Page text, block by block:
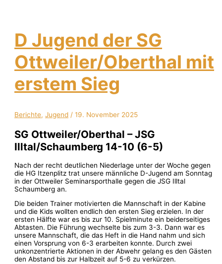
D Jugend der SG
Ottweiler/Oberthal mit
erstem Sieg
Berichte,Jugend /19. November 2025
SG Ottweiler/Oberthal – JSG
Illtal/Schaumberg 14-10 (6-5)
Nach der recht deutlichen Niederlage unter der Woche gegen
die HG Itzenplitz trat unsere männliche D-Jugend am Sonntag
in der Ottweiler Seminarsporthalle gegen die JSG Illtal
Schaumberg an.
Die beiden Trainer motivierten die Mannschaft in der Kabine
und die Kids wollten endlich den ersten Sieg erzielen. In der
ersten Hälfte war es bis zur 10. Spielminute ein beiderseitiges
Abtasten. Die Führung wechselte bis zum 3-3. Dann war es
unsere Mannschaft, die das Heft in die Hand nahm und sich
einen Vorsprung von 6-3 erarbeiten konnte. Durch zwei
unkonzentrierte Aktionen in der Abwehr gelang es den Gästen
den Abstand bis zur Halbzeit auf 5-6 zu verkürzen.